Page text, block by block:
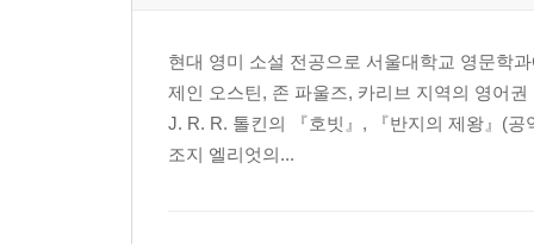
현대 영미 소설 전공으로 서울대학교 영문학
제인 오스틴, 존 파울즈, 카리브 지역의 영어
J. R. R. 톨킨의 『호빗』, 『반지의 제왕』(
조지 엘리엇의...